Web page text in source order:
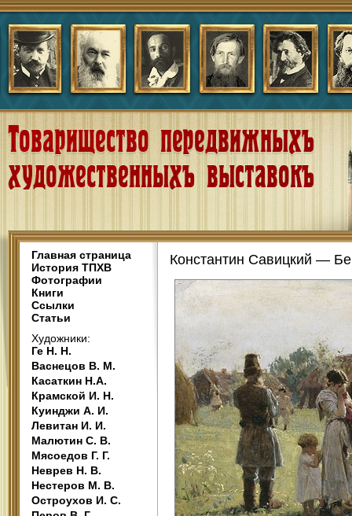
Главная страница
История ТПХВ
Фотографии
Книги
Ссылки
Статьи
Художники:
Ге Н. Н.
Васнецов В. М.
Касаткин Н.А.
Крамской И. Н.
Куинджи А. И.
Левитан И. И.
Малютин С. В.
Мясоедов Г. Г.
Неврев Н. В.
Нестеров М. В.
Остроухов И. С.
Константин Савицкий —